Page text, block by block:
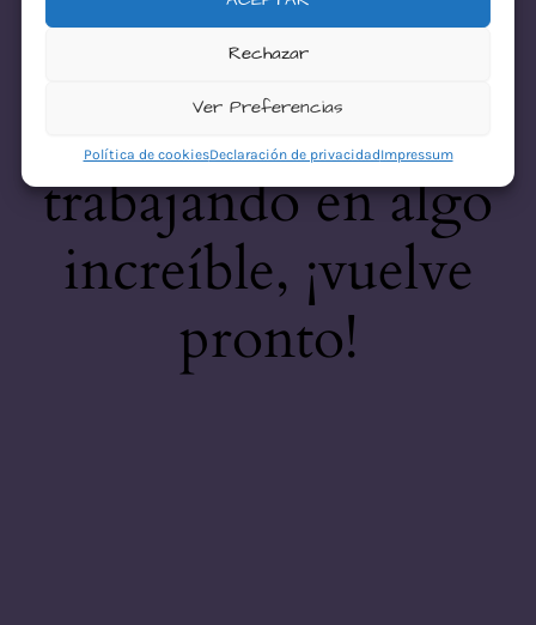
Rechazar
Ver Preferencias
Política de cookiesDeclaración de privacidadImpressum
¡Disculpa este
desastre! Estamos
trabajando en algo
increíble, ¡vuelve
pronto!